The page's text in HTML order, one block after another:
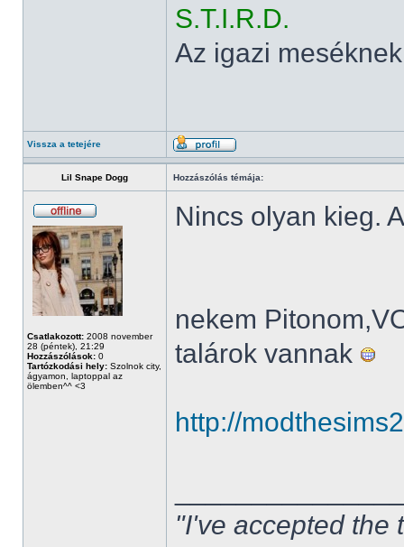
S.T.I.R.D.
Az igazi
Vissza a tetejére
Lil Snape Dogg Hozzászólás témája:
Csatlakozott: 2008 november
28 (péntek), 21:29
Hozzászólások: 0
Tartózkodási hely: Szolnok city,
ágyamon, laptoppal az
ölemben^^ <3
Nincs olyan kieg.
nekem
talárok vannak
http://
"I've accepted the